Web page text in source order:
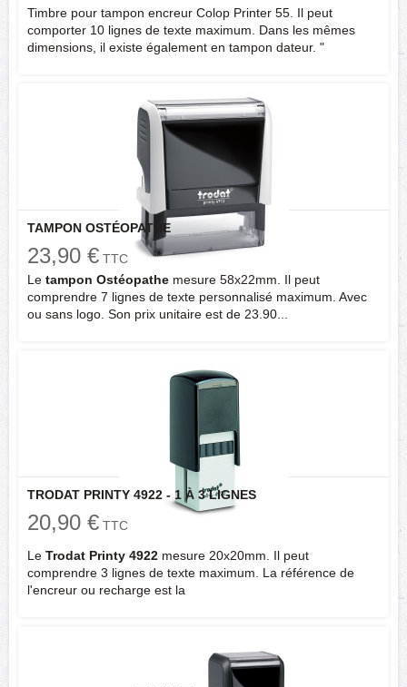
Timbre pour tampon encreur Colop Printer 55. Il peut
comporter 10 lignes de texte maximum. Dans les mêmes
dimensions, il existe également en tampon dateur. "
TAMPON OSTÉOPATHE
23,90 € TTC
Le tampon Ostéopathe mesure 58x22mm. Il peut
comprendre 7 lignes de texte personnalisé maximum. Avec
ou sans logo. Son prix unitaire est de 23.90...
TRODAT PRINTY 4922 - 1 À 3 LIGNES
20,90 € TTC
Le Trodat Printy 4922 mesure 20x20mm. Il peut
comprendre 3 lignes de texte maximum. La référence de
l'encreur ou recharge est la